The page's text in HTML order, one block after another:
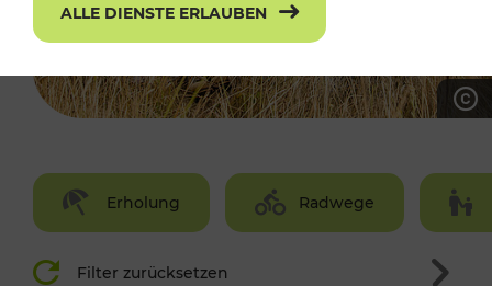
Erholung Radwege
Filter zurücksetzen
ALLE DIENSTE ERLAUBEN